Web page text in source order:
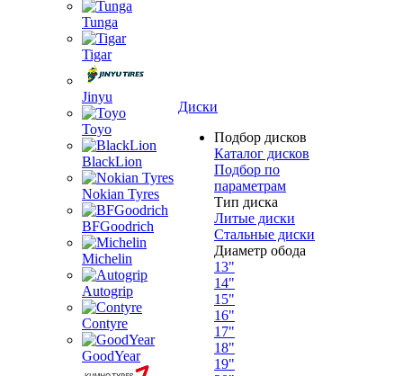
Tunga
Tigar
Jinyu
Toyo
BlackLion
Nokian Tyres
BFGoodrich
Michelin
Autogrip
Contyre
GoodYear
Диски
Подбор дисков
Каталог дисков
Подбор по
параметрам
Тип диска
Литые диски
Стальные диски
Диаметр обода
13"
14"
15"
16"
17"
18"
19"